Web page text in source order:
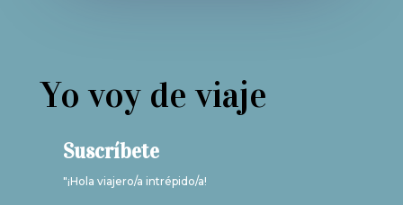
Yo voy de viaje
Suscríbete
"¡Hola viajero/a intrépido/a!